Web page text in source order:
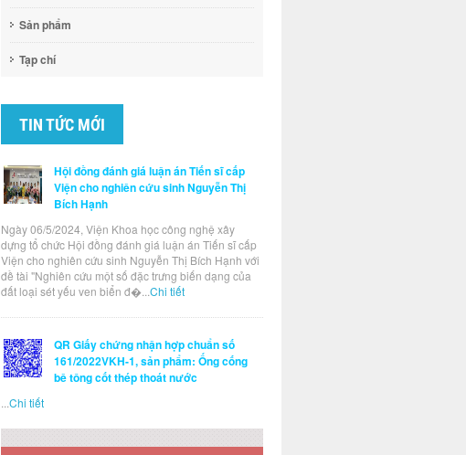
Sản phẩm
Tạp chí
TIN TỨC MỚI
Hội đồng đánh giá luận án Tiến sĩ cấp
Viện cho nghiên cứu sinh Nguyễn Thị
Bích Hạnh
Ngày 06/5/2024, Viện Khoa học công nghệ xây
dựng tổ chức Hội đồng đánh giá luận án Tiến sĩ cấp
Viện cho nghiên cứu sinh Nguyễn Thị Bích Hạnh với
đề tài "Nghiên cứu một số đặc trưng biến dạng của
đất loại sét yếu ven biển đ�...Chi tiết
QR Giấy chứng nhận hợp chuẩn số
161/2022VKH-1, sản phẩm: Ống cống
bê tông cốt thép thoát nước
...Chi tiết